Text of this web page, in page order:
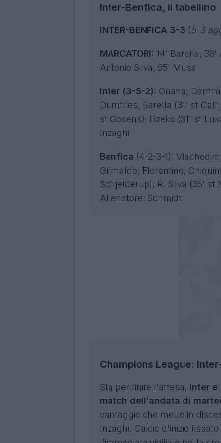
Inter-Benfica, il tabellino
INTER-BENFICA 3-3 (5-3
MARCATORI: 14' Barella, 38'
Antonio Silva, 95' Musa
Inter (3-5-2): Onana;
Dumfries, Barella (31' st
st Gosens); Dzeko (31' st
Inzaghi
Benfica (4-2-3-1):
Grimaldo; Florentino,
Schjelderup), R. Silva (35' st
Allenatore: Schmidt
Champions League:
Sta per finire l'attesa, Inter e
match dell'andata di
vantaggio che mette in
Inzaghi. Calcio d'inizio